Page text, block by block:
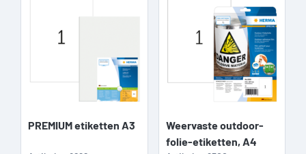
PREMIUM etiketten A3
Weervaste outdoor-
folie-etiketten, A4